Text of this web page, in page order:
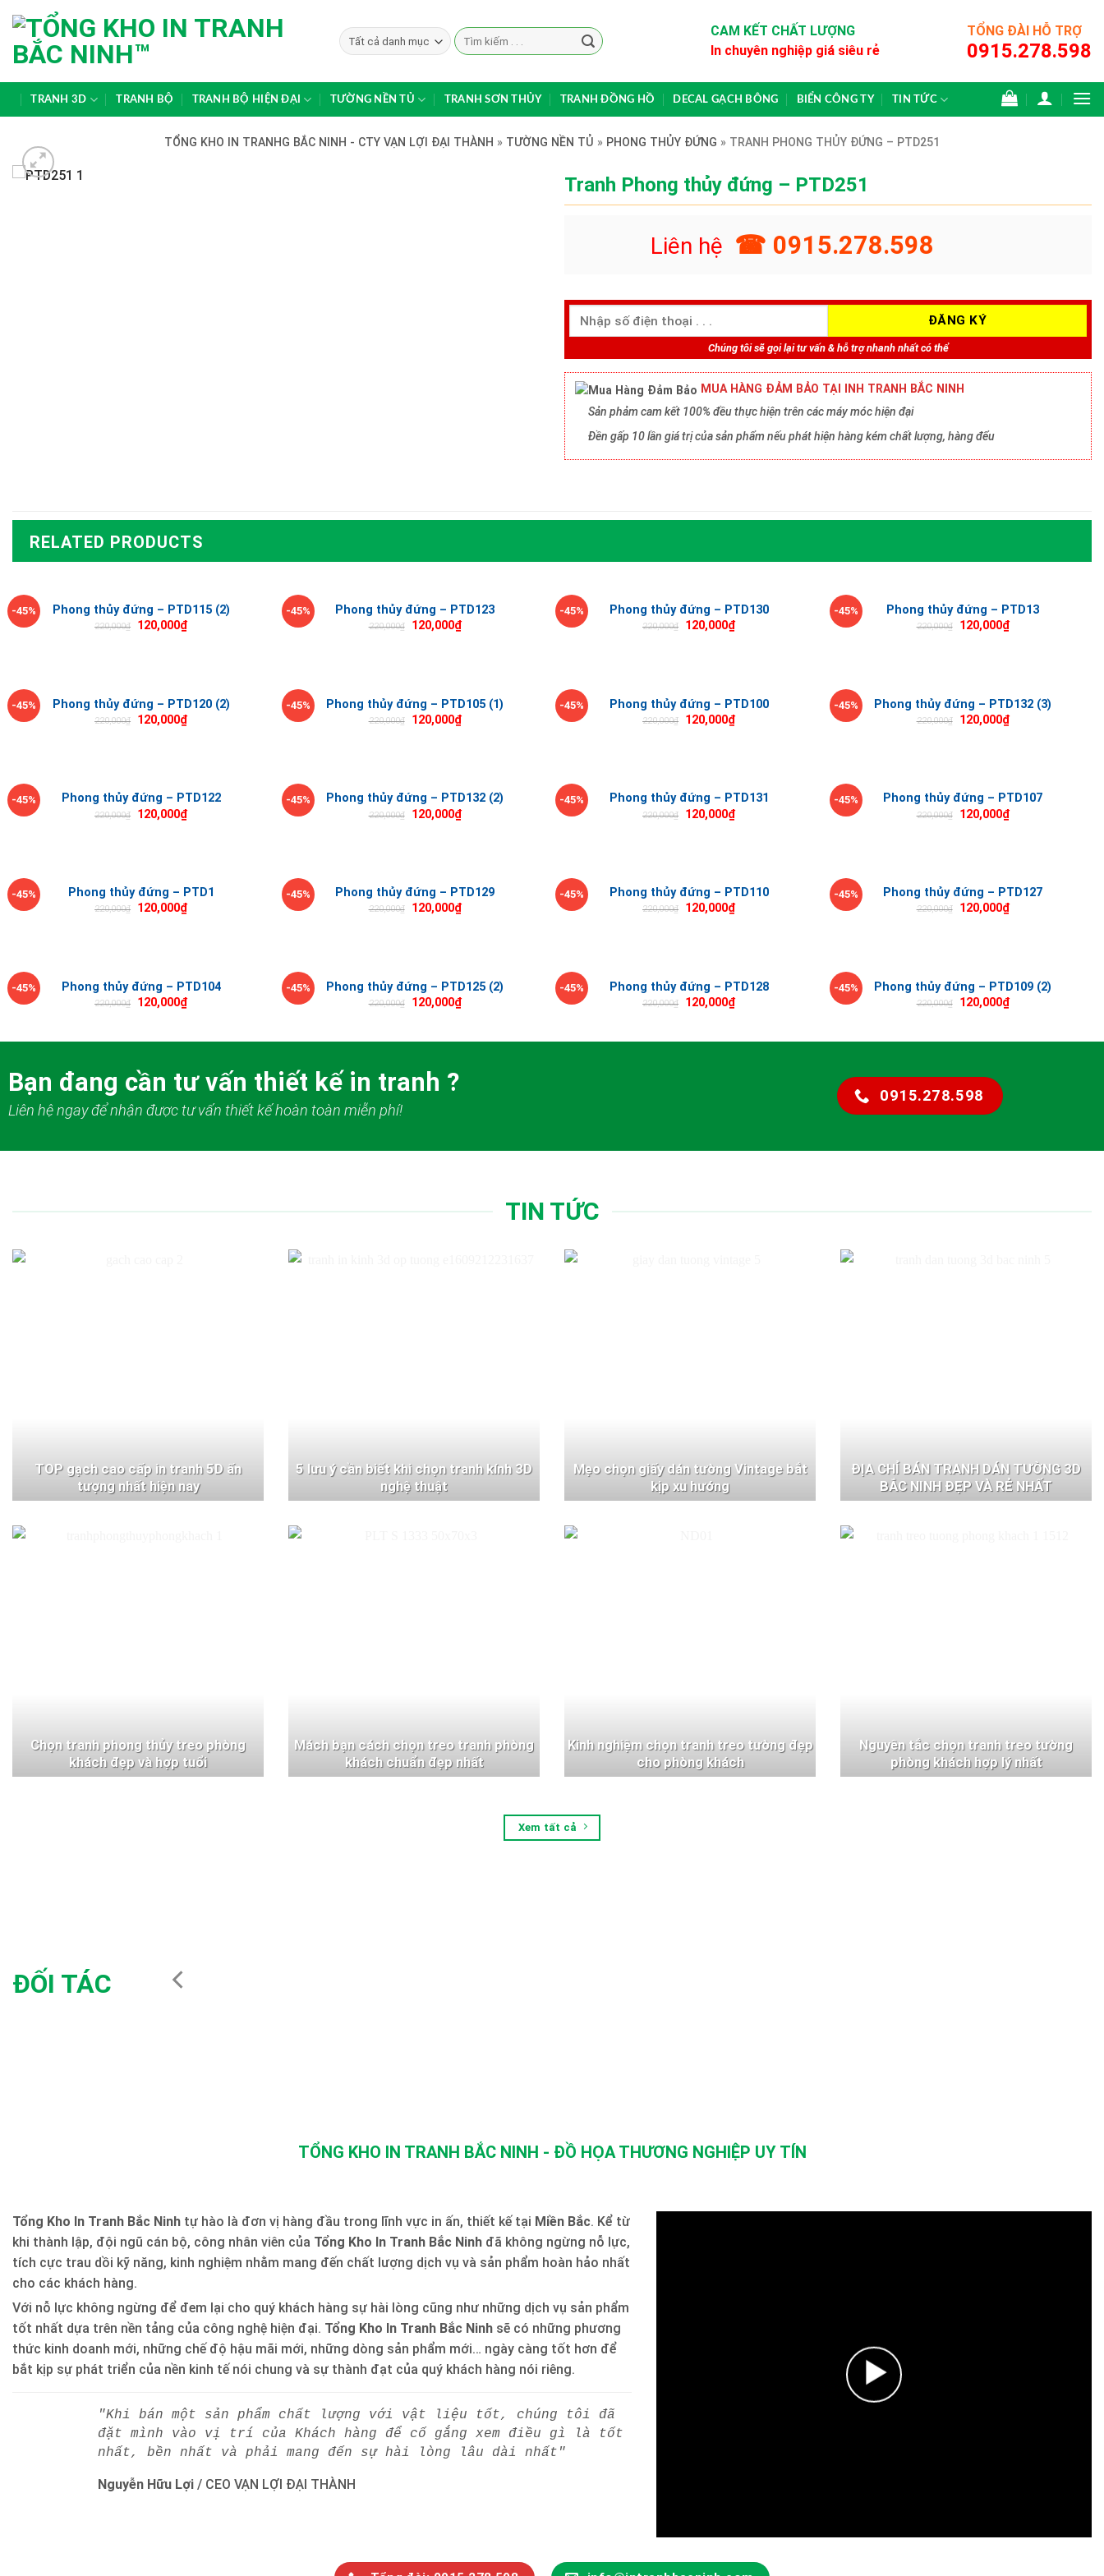
to
content
Search
for:
CAM KẾT CHẤT LƯỢNG
In chuyên nghiệp giá siêu rẻ
TỔNG ĐÀI HỖ TRỢ
0915.278.598
TRANH 3D TRANH BỘ TRANH BỘ HIỆN ĐẠI TƯỜNG NỀN TỦ TRANH SƠN THỦY TRANH ĐỒNG HỒ DECAL GẠCH BÔNG BIỂN CÔNG TY TIN TỨC
TỔNG KHO IN TRANHG BẮC NINH - CTY VẠN LỢI ĐẠI THÀNH » TƯỜNG NỀN TỦ » PHONG THỦY ĐỨNG » TRANH PHONG THỦY ĐỨNG – PTD251
Tranh Phong thủy đứng – PTD251
Liên hệ ☎ 0915.278.598
Chúng tôi sẽ gọi lại tư vấn & hỗ trợ nhanh nhất có thể
MUA HÀNG ĐẢM BẢO TẠI INH TRANH BẮC NINH
Sản phảm cam kết 100% đều thực hiện trên các máy móc hiện đại
Đền gấp 10 lần giá trị của sản phẩm nếu phát hiện hàng kém chất lượng, hàng đểu
RELATED PRODUCTS
-45% Phong thủy đứng – PTD115 (2)
220,000₫ 120,000₫
-45% Phong thủy đứng – PTD123
220,000₫ 120,000₫
-45% Phong thủy đứng – PTD130
220,000₫ 120,000₫
-45% Phong thủy đứng – PTD13
220,000₫ 120,000₫
-45% Phong thủy đứng – PTD120 (2)
220,000₫ 120,000₫
-45% Phong thủy đứng – PTD105 (1)
220,000₫ 120,000₫
-45% Phong thủy đứng – PTD100
220,000₫ 120,000₫
-45% Phong thủy đứng – PTD132 (3)
220,000₫ 120,000₫
-45% Phong thủy đứng – PTD122
220,000₫ 120,000₫
-45% Phong thủy đứng – PTD132 (2)
220,000₫ 120,000₫
-45% Phong thủy đứng – PTD131
220,000₫ 120,000₫
-45% Phong thủy đứng – PTD107
220,000₫ 120,000₫
-45% Phong thủy đứng – PTD1
220,000₫ 120,000₫
-45% Phong thủy đứng – PTD129
220,000₫ 120,000₫
-45% Phong thủy đứng – PTD110
220,000₫ 120,000₫
-45% Phong thủy đứng – PTD127
220,000₫ 120,000₫
-45% Phong thủy đứng – PTD104
220,000₫ 120,000₫
-45% Phong thủy đứng – PTD125 (2)
220,000₫ 120,000₫
-45% Phong thủy đứng – PTD128
220,000₫ 120,000₫
-45% Phong thủy đứng – PTD109 (2)
220,000₫ 120,000₫
Bạn đang cần tư vấn thiết kế in tranh ?
Liên hệ ngay để nhận được tư vấn thiết kế hoàn toàn miễn phí!
0915.278.598
TIN TỨC
TOP gạch cao cấp in tranh 5D ấn
tượng nhất hiện nay
5 lưu ý cần biết khi chọn tranh kính 3D
nghệ thuật
Mẹo chọn giấy dán tường Vintage bắt
kịp xu hướng
ĐỊA CHỈ BÁN TRANH DÁN TƯỜNG 3D
BẮC NINH ĐẸP VÀ RẺ NHẤT
Chọn tranh phong thủy treo phòng
khách đẹp và hợp tuổi
Mách bạn cách chọn treo tranh phòng
khách chuẩn đẹp nhất
Kinh nghiệm chọn tranh treo tường đẹp
cho phòng khách
Nguyên tắc chọn tranh treo tường
phòng khách hợp lý nhất
Xem tất cả
ĐỐI TÁC
TỔNG KHO IN TRANH BẮC NINH - ĐỒ HỌA THƯƠNG NGHIỆP UY TÍN
Tổng Kho In Tranh Bắc Ninh tự hào là đơn vị hàng đầu trong lĩnh vực in ấn, thiết kế tại Miền Bắc. Kể từ
khi thành lập, đội ngũ cán bộ, công nhân viên của Tổng Kho In Tranh Bắc Ninh đã không ngừng nỗ lực,
tích cực trau dồi kỹ năng, kinh nghiệm nhằm mang đến chất lượng dịch vụ và sản phẩm hoàn hảo nhất
cho các khách hàng.
Với nỗ lực không ngừng để đem lại cho quý khách hàng sự hài lòng cũng như những dịch vụ sản phẩm
tốt nhất dựa trên nền tảng của công nghệ hiện đại. Tổng Kho In Tranh Bắc Ninh sẽ có những phương
thức kinh doanh mới, những chế độ hậu mãi mới, những dòng sản phẩm mới… ngày càng tốt hơn để
bắt kịp sự phát triển của nền kinh tế nói chung và sự thành đạt của quý khách hàng nói riêng.
"Khi bán một sản phẩm chất lượng với vật liệu tốt, chúng tôi đã
đặt mình vào vị trí của Khách hàng để cố gắng xem điều gì là tốt
nhất, bền nhất và phải mang đến sự hài lòng lâu dài nhất"
Nguyễn Hữu Lợi / CEO VẠN LỢI ĐẠI THÀNH